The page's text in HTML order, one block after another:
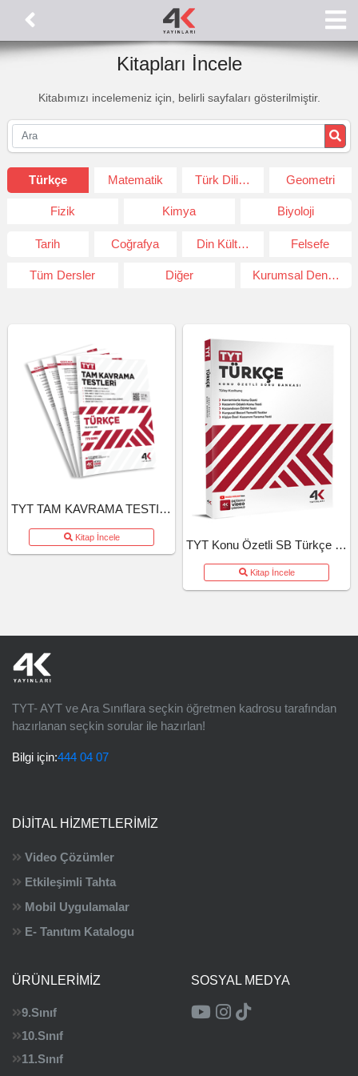
Kitapları İncele
Kitabımızı incelemeniz için, belirli sayfaları gösterilmiştir.
Türkçe Matematik Türk Dili ve Edeb.Geometri
Fizik Kimya Biyoloji
Tarih Coğrafya Din Kültürü ve Ahlak Bil.
Felsefe
Tüm Dersler Diğer Kurumsal Deneme
TYT TAM KAVRAMA TESTI TURKCE (26-27)
Kitap İncele
TYT Konu Özetli SB Türkçe (26-27)
Kitap İncele
TYT- AYT ve Ara Sınıflara seçkin öğretmen kadrosu tarafından
hazırlanan seçkin sorular ile hazırlan!
Bilgi için:444 04 07
DIJITAL HIZMETLERIMIZ
Video Çözümler
Etkileşimli Tahta
Mobil Uygulamalar
E- Tanıtım Katalogu
ÜRÜNLERIMIZ
9.Sınıf
10.Sınıf
11.Sınıf
SOSYAL MEDYA